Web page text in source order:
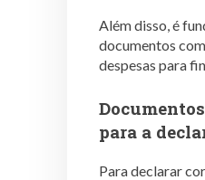
Além disso, é
documentos
despesas para
para a
Para declarar